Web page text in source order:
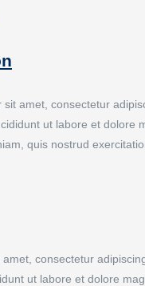
sit amet, consectetur
ut labore et dolore
quis nostrud
consectetur
ut labore et dolore